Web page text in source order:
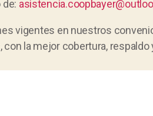
vigentes en nuestros
la mejor cobertura,